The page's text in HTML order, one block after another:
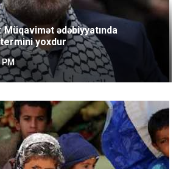
ədəbiyyatında
yoxdur